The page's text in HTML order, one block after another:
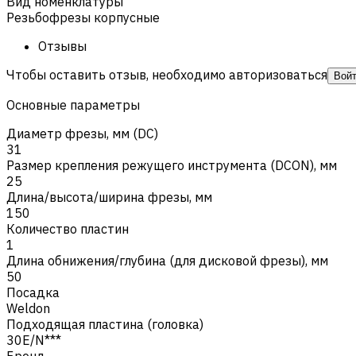
Резьбофрезы корпусные
Отзывы
Чтобы оставить отзыв, необходимо авторизоваться
Основные параметры
Диаметр фрезы, мм (DC)
31
Размер крепления режущего инструмента (DCON), мм
25
Длина/высота/ширина фрезы, мм
150
Количество пластин
1
Длина обнижения/глубина (для дисковой фрезы), мм
50
Посадка
Weldon
Подходящая пластина (головка)
30E/N***